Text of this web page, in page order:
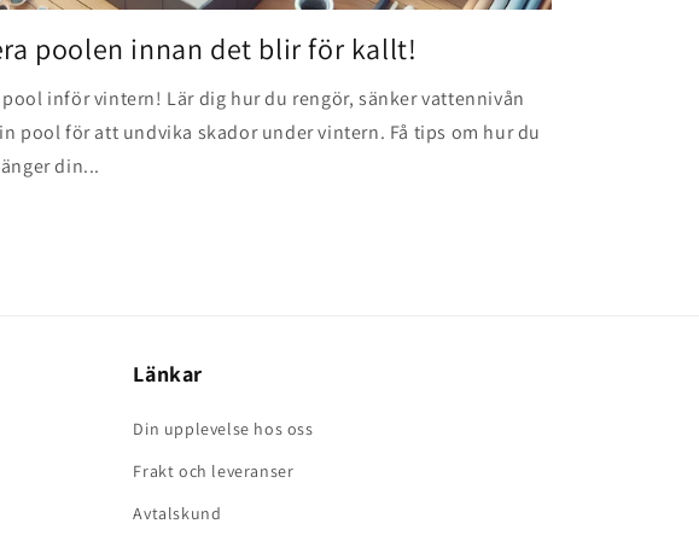
poolen innan det blir för kallt!
inför vintern! Lär dig hur du rengör, sänker vattennivån
pool för att undvika skador under vintern. Få tips om hur du
din...
Länkar
Din upplevelse hos oss
Frakt och leveranser
Avtalskund